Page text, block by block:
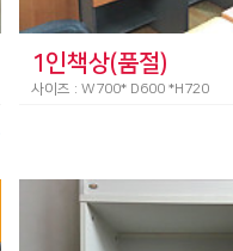
1인책상(품절)
사이즈 : W700* D600 *H720